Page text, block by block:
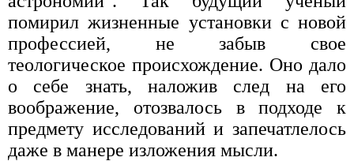
помирил жизненные установки с новой
профессией, не забыв свое
теологическое происхождение. Оно дало
о себе знать, наложив след на его
воображение, отозвалось в подходе к
предмету исследований и запечатлелось
даже в манере изложения мысли.